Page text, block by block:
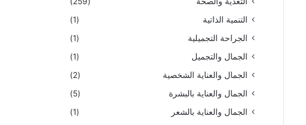
التنمية الذاتية
(1)
الجراحة التجميلية
(1)
الجمال والتجميل
(1)
الجمال والعناية الشخصية
(2)
الجمال والعناية بالبشرة
(5)
الجمال والعناية بالشعر
(1)